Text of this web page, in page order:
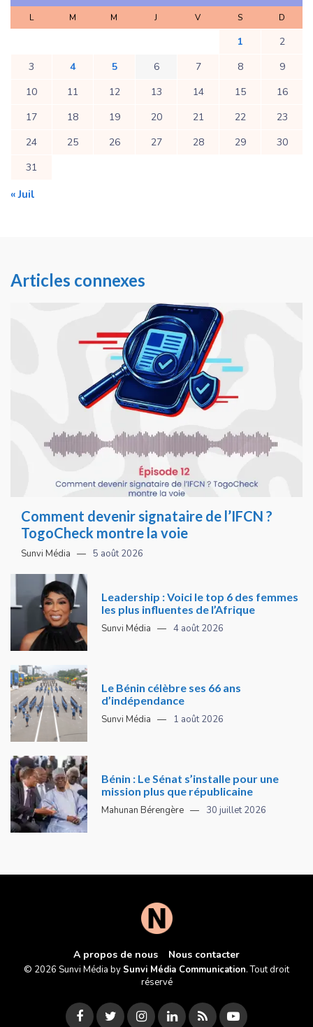
L M M J V S D
1
2
3
4 5 6 7 8
9
10
11 12 13 14 15
16
17
18 19 20 21 22
23
24
25 26 27 28 29
30
31
« Juil
Articles connexes
Comment devenir signataire de l’IFCN ?
TogoCheck montre la voie
Sunvi Média 5 août 2026
Leadership : Voici le top 6 des femmes
les plus influentes de l’Afrique
Sunvi Média 4 août 2026
Le Bénin célèbre ses 66 ans
d’indépendance
Sunvi Média 1 août 2026
Bénin : Le Sénat s’installe pour une
mission plus que républicaine
Mahunan Bérengère 30 juillet 2026
A propos de nous Nous contacter
© 2026 Sunvi Média by Sunvi Média Communication. Tout droit
réservé